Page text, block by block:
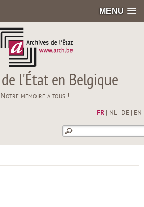
MENU
l'État en Belgique
Notre mémoire à tous !
FR| NL| DE EN